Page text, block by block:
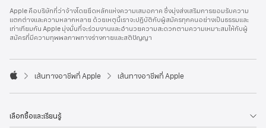
p
p
l
e
o
t
r
Apple คือบริษัทที่ว่าจ้างโดยยึดหลักแห่งความเสมอภาค ซึ่งมุ่งส่งเสริมการยอมรับความ
แตกต่างและความหลากหลาย ด้วยเหตุนี้เราจะปฏิบัติกับผู้สมัครทุกคนอย่างเป็นธรรมและ
เท่าเทียมกัน Apple มุ่งมั่นที่จะร่วมงานและอำนวยความสะดวกตามความเหมาะสมให้กับผู้
สมัครที่มีความทุพพลภาพทางร่างกายและสติปัญญา

p
l
เส้นทางอาชีพที่ Apple เส้นทางอาชีพที่ Apple
เลือกซื้อและเรียนรู้